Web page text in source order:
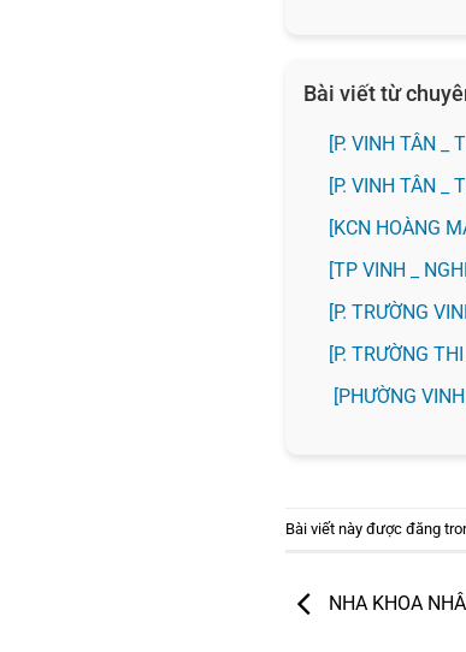
Bài viết từ
[P. VINH TÂN _
[P. VINH TÂN _
️[KCN HOÀNG
[TP VINH _
[P. TRƯỜNG
️[P. TRƯỜNG
[PHƯỜNG
Bài viết này được đăng
NHA KHOA